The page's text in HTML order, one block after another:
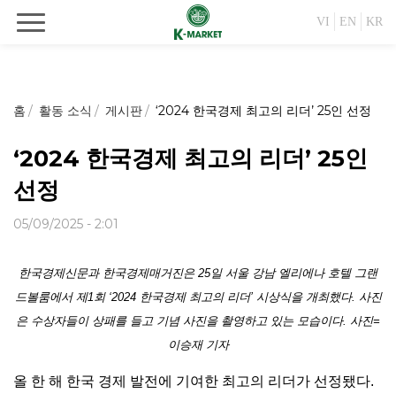
VI EN KR
홈 활동 소식 게시판 ‘2024 한국경제 최고의 리더’ 25인 선정
‘2024 한국경제 최고의 리더’ 25인
선정
05/09/2025 - 2:01
한국경제신문과 한국경제매거진은 25일 서울 강남 엘리에나 호텔 그랜
드볼룸에서 제1회 ‘2024 한국경제 최고의 리더’ 시상식을 개최했다. 사진
은 수상자들이 상패를 들고 기념 사진을 촬영하고 있는 모습이다. 사진=
이승재 기자
올 한 해 한국 경제 발전에 기여한 최고의 리더가 선정됐다.